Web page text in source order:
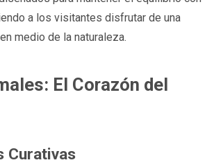
a los visitantes disfrutar de una
medio de la naturaleza.
El Corazón del
Curativas